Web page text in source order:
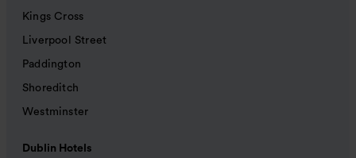
Kings Cross
Liverpool Street
Paddington
Shoreditch
Westminster
Dublin Hotels